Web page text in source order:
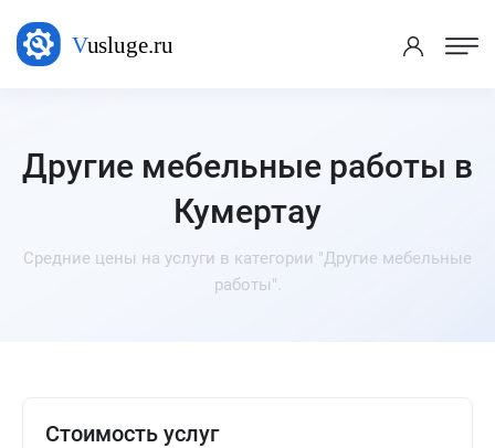
Другие мебельные работы в
Кумертау
Средние цены на услуги в категории "Другие мебельные
работы".
Стоимость услуг